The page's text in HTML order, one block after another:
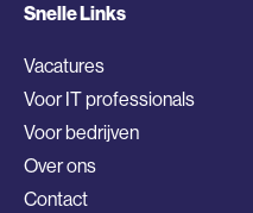
Snelle Links
Vacatures
Voor IT professionals
Voor bedrijven
Over ons
Contact